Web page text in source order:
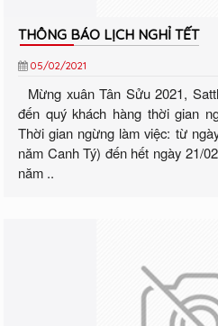
THÔNG BÁO LỊCH NGHỈ TẾT
05/02/2021
Mừng xuân Tân Sửu 2021,
đến quý khách hàng thời gian
Thời gian ngừng làm việc: từ
năm Canh Tý) đến hết ngày 21/
năm ..